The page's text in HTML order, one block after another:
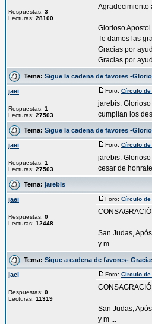
Respuestas: 3
Lecturas: 28100
Agradecimiento
Glorioso
Te damos las
Gracias por
Gracias por
Tema: Sigue la cadena de favores -
jaei
Respuestas: 1
Lecturas: 27503
Foro: Círculo
jarebis:
cumplían los
Tema: Sigue la cadena de favores -
jaei
Respuestas: 1
Lecturas: 27503
Foro: Círculo
jarebis:
cesar de
Tema: jarebis
jaei
Respuestas: 0
Lecturas: 12448
Foro: Círculo
San Judas,
y m ...
Tema: Sigue a cadena de favores-
jaei
Respuestas: 0
Lecturas: 11319
Foro: Círculo
San Judas,
y m ...